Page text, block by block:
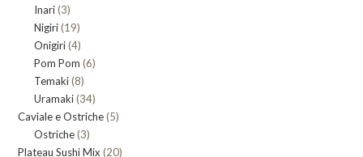
Inari 33
prodotti
Nigiri 1919
prodotti
Onigiri 44
prodotti
Pom Pom 66
Temaki 88
prodotti
Uramaki 3434
prodotti
Caviale e Ostriche 55
Ostriche 33
prodotti
Plateau Sushi Mix 2020